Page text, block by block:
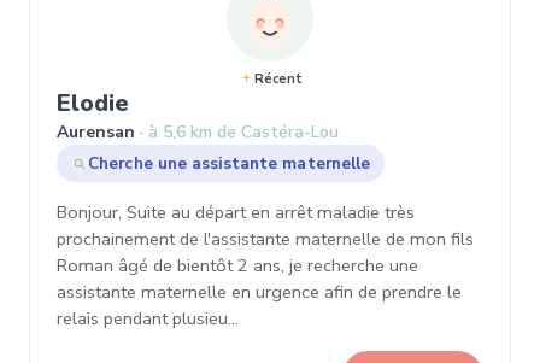
Récent
Elodie
Aurensan
à 5,6 km de Castéra-Lou
Cherche une assistante maternelle
Bonjour, Suite au départ en arrêt maladie très
prochainement de l'assistante maternelle de mon fils
Roman âgé de bientôt 2 ans, je recherche une
assistante maternelle en urgence afin de prendre le
relais pendant plusieu…